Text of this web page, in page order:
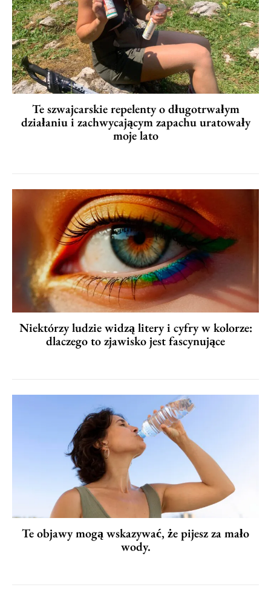
Te szwajcarskie repelenty o długotrwałym
działaniu i zachwycającym zapachu uratowały
moje lato
Niektórzy ludzie widzą litery i cyfry w kolorze:
dlaczego to zjawisko jest fascynujące
Te objawy mogą wskazywać, że pijesz za mało
wody.